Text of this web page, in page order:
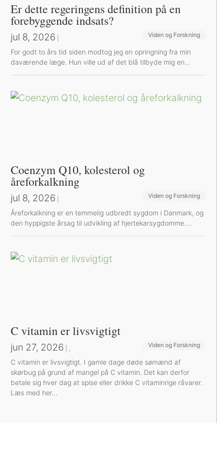
Er dette regeringens definition på en
forebyggende indsats?
jul 8, 2026 Viden og Forskning
For godt to års tid siden modtog jeg en opringning fra min
daværende læge. Hun ville ud af det blå tilbyde mig en...
Coenzym Q10, kolesterol og
åreforkalkning
jul 8, 2026 Viden og Forskning
Å​reforkalkning er en temmelig udbredt sygdom i Danmark, og
den hyppigste årsag til udvikling af hjertekarsygdomme....
C vitamin er livsvigtigt
jun 27, 2026 Sund inspiration
Viden og Forskning
C vitamin er livsvigtigt. I gamle dage døde sømænd af
skørbug på grund af mangel på C vitamin. Det kan derfor
betale sig hver dag at spise eller drikke C vitaminrige råvarer.
Læs med her…